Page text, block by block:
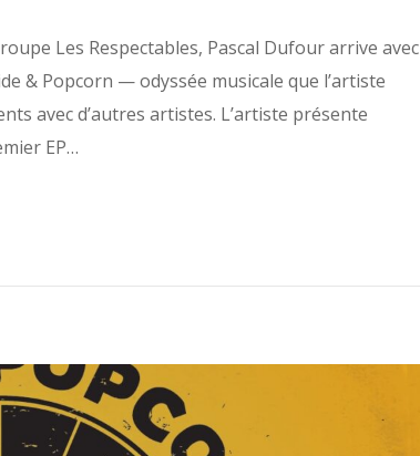
Les Respectables, Pascal Dufour arrive avec
& Popcorn — odyssée musicale que l’artiste
avec d’autres artistes. L’artiste présente
EP…